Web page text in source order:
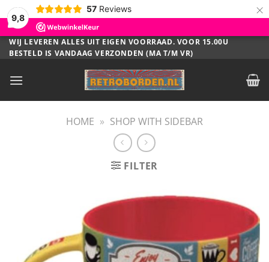
9,8
57 Reviews ×
Ga
naar
WIJ LEVEREN ALLES UIT EIGEN VOORRAAD. VOOR 15.00U
BESTELD IS VANDAAG VERZONDEN (MA T/M VR)
HOME » SHOP WITH SIDEBAR
FILTER